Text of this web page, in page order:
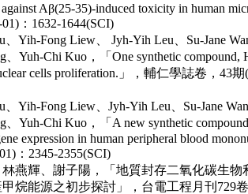
Aβ(25-35)-induced toxicity in human
：1632-1644(SCI)
Yih-Fong Liew、 Jyh-Yih Leu、Su-Jane
、Yuh-Chi Kuo，「One synthetic compound,
cells proliferation.」，輔仁學誌卷，43期
Yih-Fong Liew、Jyh-Yih Leu、Su-Jane
、Yuh-Chi Kuo，「A new synthetic
expression in human peripheral blood
：2345-2355(SCI)
燕輝、謝子陽，「地質封存二氧化碳生物
烷能源之初步探討」，台電工程月刊729